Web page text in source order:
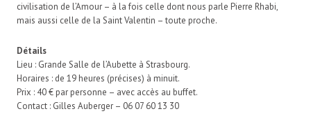
civilisation de l’Amour – à la fois celle dont nous parle Pierre Rhabi,
mais aussi celle de la Saint Valentin – toute proche.
Détails
Lieu : Grande Salle de l’Aubette à Strasbourg.
Horaires : de 19 heures (précises) à minuit.
Prix : 40 € par personne – avec accès au buffet.
Contact : Gilles Auberger – 06 07 60 13 30